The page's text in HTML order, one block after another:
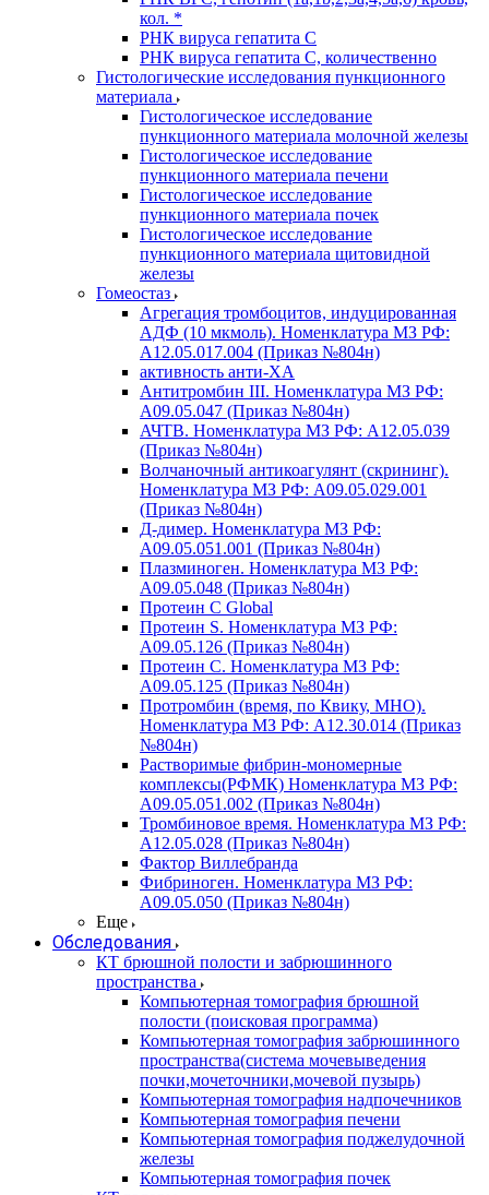
кол. *
РНК вируса гепатита C
РНК вируса гепатита C, количественно
Гистологические исследования пункционного
материала
Гистологическое исследование
пункционного материала молочной железы
Гистологическое исследование
пункционного материала печени
Гистологическое исследование
пункционного материала почек
Гистологическое исследование
пункционного материала щитовидной
железы
Гомеостаз
Агрегация тромбоцитов, индуцированная
АДФ (10 мкмоль). Номенклатура МЗ РФ:
A12.05.017.004 (Приказ №804н)
активность анти-ХА
Антитромбин III. Номенклатура МЗ РФ:
A09.05.047 (Приказ №804н)
АЧТВ. Номенклатура МЗ РФ: A12.05.039
(Приказ №804н)
Волчаночный антикоагулянт (скрининг).
Номенклатура МЗ РФ: A09.05.029.001
(Приказ №804н)
Д-димер. Номенклатура МЗ РФ:
A09.05.051.001 (Приказ №804н)
Плазминоген. Номенклатура МЗ РФ:
A09.05.048 (Приказ №804н)
Протеин C Global
Протеин S. Номенклатура МЗ РФ:
A09.05.126 (Приказ №804н)
Протеин С. Номенклатура МЗ РФ:
A09.05.125 (Приказ №804н)
Протромбин (время, по Квику, МНО).
Номенклатура МЗ РФ: A12.30.014 (Приказ
№804н)
Растворимые фибрин-мономерные
комплексы(РФМК) Номенклатура МЗ РФ:
A09.05.051.002 (Приказ №804н)
Тромбиновое время. Номенклатура МЗ РФ:
A12.05.028 (Приказ №804н)
Фактор Виллебранда
Фибриноген. Номенклатура МЗ РФ:
A09.05.050 (Приказ №804н)
Еще
Обследования
КТ брюшной полости и забрюшинного
пространства
Компьютерная томография брюшной
полости (поисковая программа)
Компьютерная томография забрюшинного
пространства(система мочевыведения
почки,мочеточники,мочевой пузырь)
Компьютерная томография надпочечников
Компьютерная томография печени
Компьютерная томография поджелудочной
железы
Компьютерная томография почек